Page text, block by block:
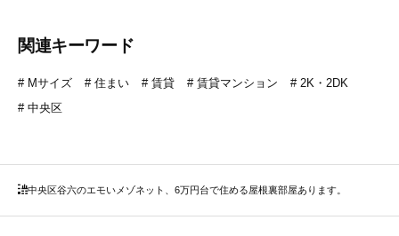
関連キーワード
Mサイズ 住まい 賃貸 賃貸マンション
2K・2DK
中央区
谷六のエモいメゾネット、6万円台で住める屋根裏部屋あります。
中央区